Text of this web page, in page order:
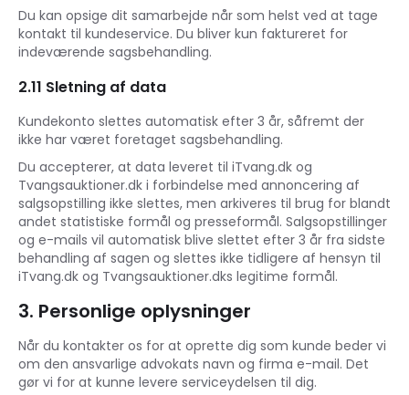
Du kan opsige dit samarbejde når som helst ved at tage
kontakt til kundeservice. Du bliver kun faktureret for
indeværende sagsbehandling.
2.11 Sletning af data
Kundekonto slettes automatisk efter 3 år, såfremt der
ikke har været foretaget sagsbehandling.
Du accepterer, at data leveret til iTvang.dk og
Tvangsauktioner.dk i forbindelse med annoncering af
salgsopstilling ikke slettes, men arkiveres til brug for blandt
andet statistiske formål og presseformål. Salgsopstillinger
og e-mails vil automatisk blive slettet efter 3 år fra sidste
behandling af sagen og slettes ikke tidligere af hensyn til
iTvang.dk og Tvangsauktioner.dks legitime formål.
3. Personlige oplysninger
Når du kontakter os for at oprette dig som kunde beder vi
om den ansvarlige advokats navn og firma e-mail. Det
gør vi for at kunne levere serviceydelsen til dig.